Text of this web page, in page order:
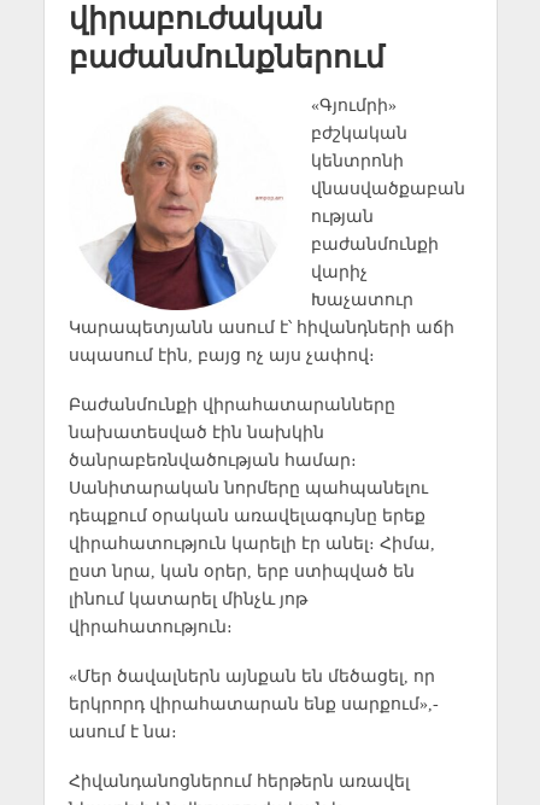
վիրաբուժական
բաժանմունքներում
«Գյումրի»
բժշկական
կենտրոնի
վնասվածքաբան
ության
բաժանմունքի
վարիչ
Խաչատուր
Կարապետյանն ասում է՝ հիվանդների աճի
սպասում էին, բայց ոչ այս չափով։
Բաժանմունքի վիրահատարանները
նախատեսված էին նախկին
ծանրաբեռնվածության համար։
Սանիտարական նորմերը պահպանելու
դեպքում օրական առավելագույնը երեք
վիրահատություն կարելի էր անել։ Հիմա,
ըստ նրա, կան օրեր, երբ ստիպված են
լինում կատարել մինչև յոթ
վիրահատություն։
«Մեր ծավալներն այնքան են մեծացել, որ
երկրորդ վիրահատարան ենք սարքում»,-
ասում է նա։
Հիվանդանոցներում հերթերն առավել